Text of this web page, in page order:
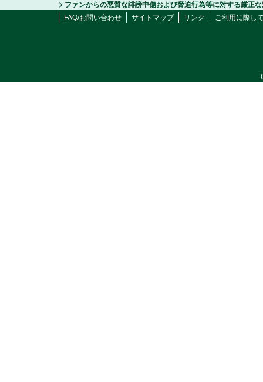
ファンからの悪質な誹謗中傷および脅迫行為等に対する厳正
FAQ/お問い合わせ
サイトマップ リンク ご利用に際し